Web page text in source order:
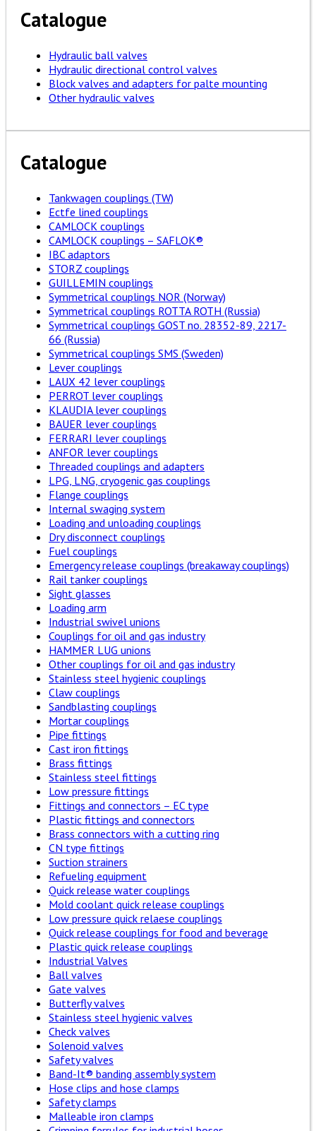
Catalogue
Hydraulic ball valves
Hydraulic directional control valves
Block valves and adapters for palte mounting
Other hydraulic valves
Catalogue
Tankwagen couplings (TW)
Ectfe lined couplings
CAMLOCK couplings
CAMLOCK couplings – SAFLOK®
IBC adaptors
STORZ couplings
GUILLEMIN couplings
Symmetrical couplings NOR (Norway)
Symmetrical couplings ROTTA ROTH (Russia)
Symmetrical couplings GOST no. 28352-89, 2217-
66 (Russia)
Symmetrical couplings SMS (Sweden)
Lever couplings
LAUX 42 lever couplings
PERROT lever couplings
KLAUDIA lever couplings
BAUER lever couplings
FERRARI lever couplings
ANFOR lever couplings
Threaded couplings and adapters
LPG, LNG, cryogenic gas couplings
Flange couplings
Internal swaging system
Loading and unloading couplings
Dry disconnect couplings
Fuel couplings
Emergency release couplings (breakaway couplings)
Rail tanker couplings
Sight glasses
Loading arm
Industrial swivel unions
Couplings for oil and gas industry
HAMMER LUG unions
Other couplings for oil and gas industry
Stainless steel hygienic couplings
Claw couplings
Sandblasting couplings
Mortar couplings
Pipe fittings
Cast iron fittings
Brass fittings
Stainless steel fittings
Low pressure fittings
Fittings and connectors – EC type
Plastic fittings and connectors
Brass connectors with a cutting ring
CN type fittings
Suction strainers
Refueling equipment
Quick release water couplings
Mold coolant quick release couplings
Low pressure quick relaese couplings
Quick release couplings for food and beverage
Plastic quick release couplings
Industrial Valves
Ball valves
Gate valves
Butterfly valves
Stainless steel hygienic valves
Check valves
Solenoid valves
Safety valves
Band-It® banding assembly system
Hose clips and hose clamps
Safety clamps
Malleable iron clamps